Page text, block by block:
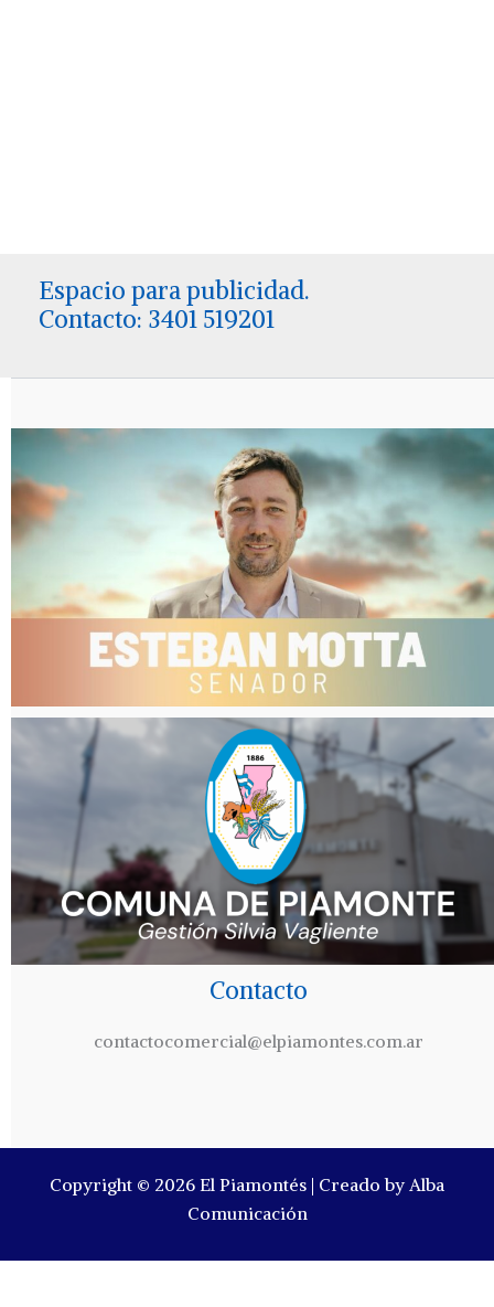
Espacio para publicidad.
Contacto: 3401 519201
Contacto
contactocomercial@elpiamontes.com.ar
Copyright © 2026 El Piamontés | Creado by Alba
Comunicación